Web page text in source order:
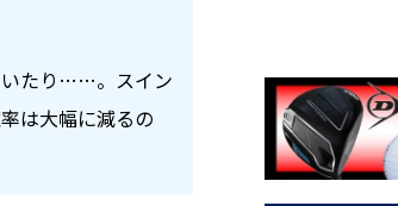
いたり……。スイン
は大幅に減るの